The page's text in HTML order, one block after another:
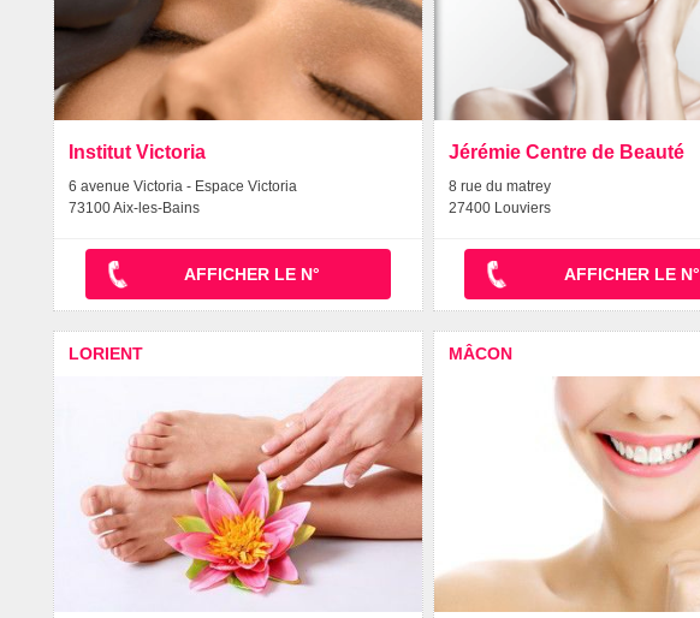
Institut Victoria
6 avenue Victoria - Espace Victoria
73100 Aix-les-Bains
AFFICHER LE N°
Jérémie Centre de Beauté
8 rue du matrey
27400 Louviers
AFFICHER LE N°
LORIENT MÂCON